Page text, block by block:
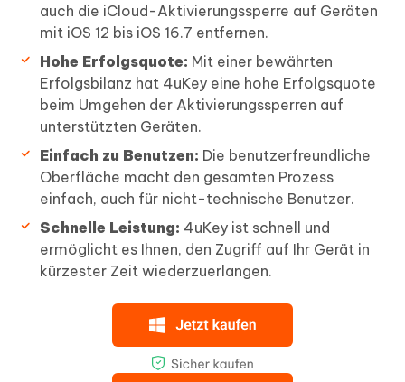
auch die iCloud-Aktivierungssperre auf Geräten
mit iOS 12 bis iOS 16.7 entfernen.
Hohe Erfolgsquote: Mit einer bewährten
Erfolgsbilanz hat 4uKey eine hohe Erfolgsquote
beim Umgehen der Aktivierungssperren auf
unterstützten Geräten.
Einfach zu Benutzen: Die benutzerfreundliche
Oberfläche macht den gesamten Prozess
einfach, auch für nicht-technische Benutzer.
Schnelle Leistung: 4uKey ist schnell und
ermöglicht es Ihnen, den Zugriff auf Ihr Gerät in
kürzester Zeit wiederzuerlangen.